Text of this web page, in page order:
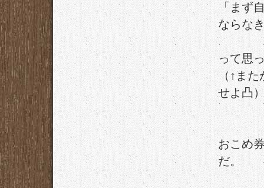
「まず
ならな
って思
（↑ま
せよ凸
おこめ
だ。